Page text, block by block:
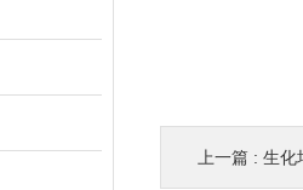
上一篇 : 生化